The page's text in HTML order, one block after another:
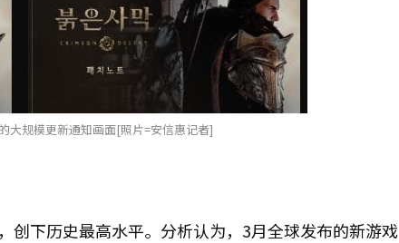
大规模更新通知画面[照片=安信惠记者]
创下历史最高水平。分析认为，3月全球发布的新游戏